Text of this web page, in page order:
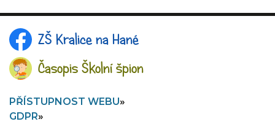
ZŠ Kralice na Hané
Časopis Školní špion
PŘÍSTUPNOST WEBU
GDPR